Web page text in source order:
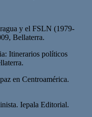
y el FSLN (1979-
Bellaterra.
Itinerarios políticos
en Centroamérica.
Iepala Editorial.